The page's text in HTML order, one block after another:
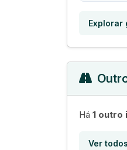
Explorar
Há 1 outro
Ver